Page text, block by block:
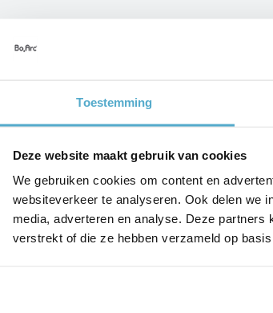
Toestemming
Deze website maakt gebruik van cookies
We gebruiken cookies om content en
websiteverkeer te analyseren. Ook delen we
media, adverteren en analyse. Deze partners
verstrekt of die ze hebben verzameld op
,carport prijs,carport plaatsen,
ALTIJD IN TOPVORM? GA VOOR EEN AUTOSTALLING
.
biedt